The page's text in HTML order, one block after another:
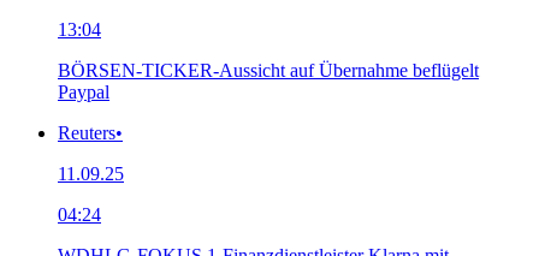
13:04
BÖRSEN-TICKER-Aussicht auf Übernahme beflügelt
Paypal
Reuters•
11.09.25
04:24